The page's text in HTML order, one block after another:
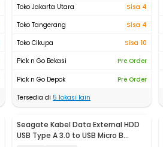
Toko Jakarta Utara
Sisa 4
Toko Tangerang
Sisa 4
Toko Cikupa
Sisa 10
Pick n Go Bekasi
Pre Order
Pick n Go Depok
Pre Order
Tersedia di 5 lokasi lain
Seagate Kabel Data External HDD
USB Type A 3.0 to USB Micro B